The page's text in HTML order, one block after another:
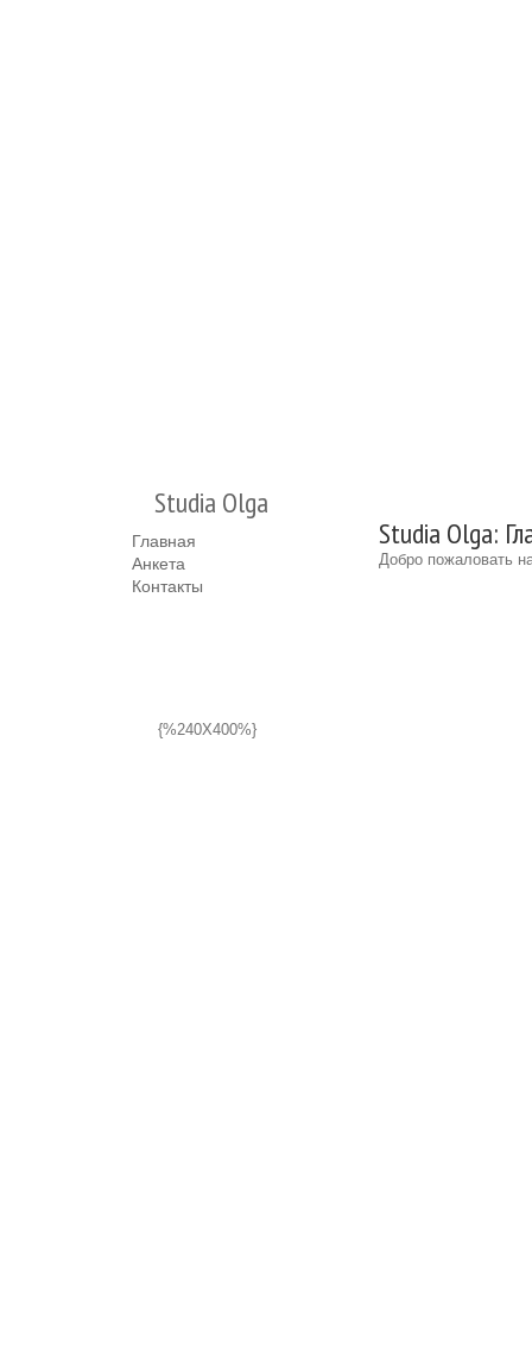
Studia Olga
Главная
Анкета
Контакты
{%240X400%}
Studia Olga:
Добро пожаловать